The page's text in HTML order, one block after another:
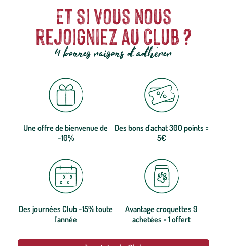
Et si vous nous
rejoigniez au club ?
4 bonnes raisons d'adhérer
Une offre de bienvenue de
-10%
Des bons d'achat 300 points =
5€
Des journées Club -15% toute
l'année
Avantage croquettes 9
achetées = 1 offert